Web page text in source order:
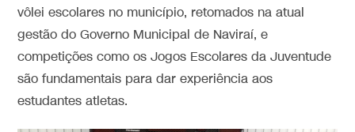
vôlei escolares no município, retomados na atual
gestão do Governo Municipal de Naviraí, e
competições como os Jogos Escolares da Juventude
são fundamentais para dar experiência aos
estudantes atletas.